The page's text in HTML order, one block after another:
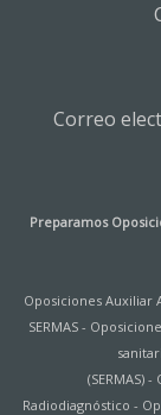
Correo
Preparamos
Oposiciones Auxiliar
SERMAS-
(SERMAS)-
Radiodiagnóstico -